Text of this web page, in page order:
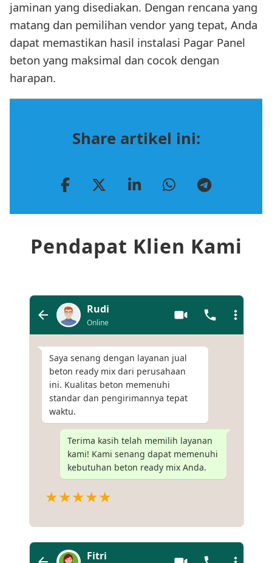
jaminan yang disediakan. Dengan rencana yang
matang dan pemilihan vendor yang tepat, Anda
dapat memastikan hasil instalasi Pagar Panel
beton yang maksimal dan cocok dengan
harapan.
Share artikel ini:
Pendapat Klien Kami
Rudi
Online
Saya senang dengan layanan jual
beton ready mix dari perusahaan
ini. Kualitas beton memenuhi
standar dan pengirimannya tepat
waktu.
Terima kasih telah memilih layanan
kami! Kami senang dapat memenuhi
kebutuhan beton ready mix Anda.
★★★★★
Fitri